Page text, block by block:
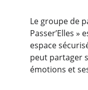
Le groupe de
Passer’Elles
espace
peut partager
émotions et